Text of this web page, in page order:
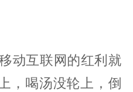
动互联网的红利就
，喝汤没轮上，倒